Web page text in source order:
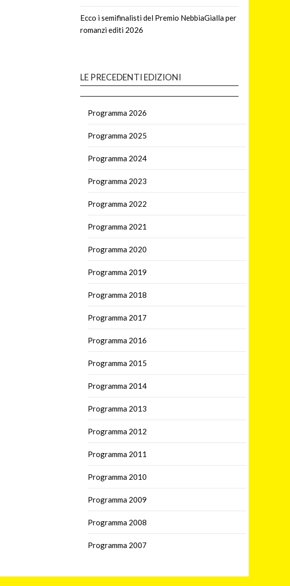
Ecco i semifinalisti del Premio NebbiaGialla per
romanzi editi 2026
LE PRECEDENTI EDIZIONI
Programma 2026
Programma 2025
Programma 2024
Programma 2023
Programma 2022
Programma 2021
Programma 2020
Programma 2019
Programma 2018
Programma 2017
Programma 2016
Programma 2015
Programma 2014
Programma 2013
Programma 2012
Programma 2011
Programma 2010
Programma 2009
Programma 2008
Programma 2007